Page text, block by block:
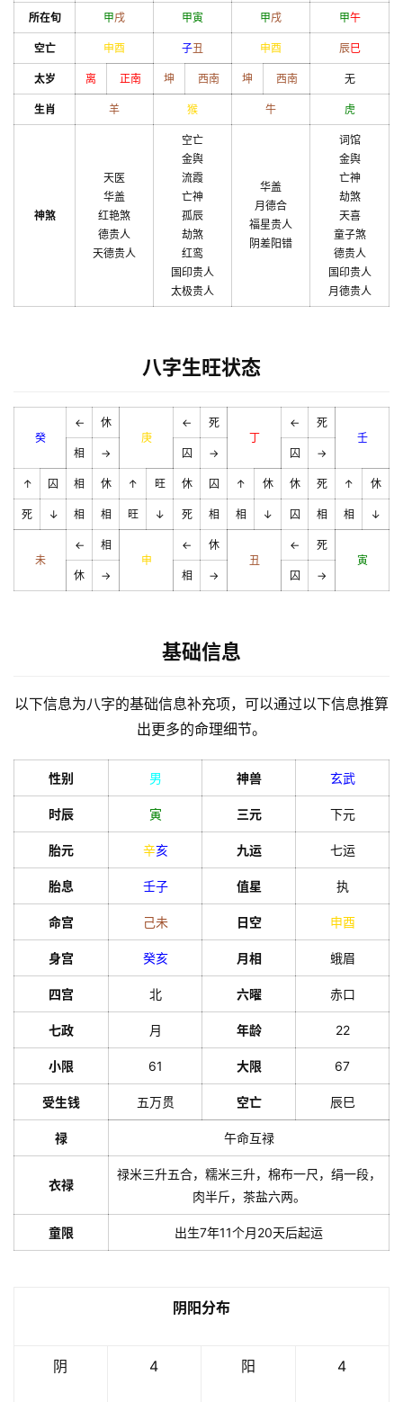
所在旬 甲戌 甲寅 甲戌 甲午
空亡 申酉 子丑 申酉 辰巳
太岁 离 正南 坤 西南 坤 西南 无
生肖 羊 猴 牛 虎
神煞
天医
华盖
红艳煞
德贵人
天德贵人
空亡
金舆
流霞
亡神
孤辰
劫煞
红鸾
国印贵人
太极贵人
华盖
月德合
福星贵人
阴差阳错
词馆
金舆
亡神
劫煞
天喜
童子煞
德贵人
国印贵人
月德贵人
八字生旺状态
癸
←
休
庚
←
死
丁
←
死
壬
相
→ 囚 → 囚 →
↑ 囚 相 休 ↑ 旺 休 囚 ↑ 休 休 死 ↑ 休
死 ↓ 相 相 旺 ↓ 死 相 相 ↓ 囚 相 相 ↓
未
←
相
申
←
休
丑
←
死
寅
休
→ 相 → 囚 →
基础信息
以下信息为八字的基础信息补充项，可以通过以下信息推算
出更多的命理细节。
性别 男 神兽 玄武
时辰 寅 三元 下元
胎元 辛亥 九运 七运
胎息 壬子 值星 执
命宫 己未 日空 申酉
身宫 癸亥 月相 蛾眉
四宫 北 六曜 赤口
七政 月 年龄 22
小限 61 大限 67
受生钱 五万贯 空亡 辰巳
禄 午命互禄
衣禄
禄米三升五合，糯米三升，棉布一尺，绢一段，
肉半斤，茶盐六两。
童限 出生7年11个月20天后起运
阴阳分布
阴 4 阳 4